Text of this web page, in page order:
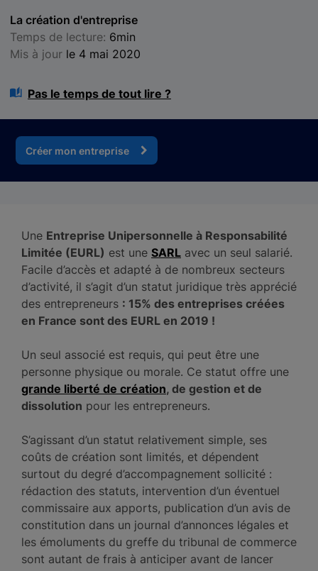
La création d'entreprise
Temps de lecture: 6min
Mis à jour le 4 mai 2020
Pas le temps de tout lire ?
Créer mon entreprise
Une Entreprise Unipersonnelle à Responsabilité
Limitée (EURL) est une SARL avec un seul salarié.
Facile d’accès et adapté à de nombreux secteurs
d’activité, il s’agit d’un statut juridique très apprécié
des entrepreneurs : 15% des entreprises créées
en France sont des EURL en 2019 !
Un seul associé est requis, qui peut être une
personne physique ou morale. Ce statut offre une
grande liberté de création, de gestion et de
dissolution pour les entrepreneurs.
S’agissant d’un statut relativement simple, ses
coûts de création sont limités, et dépendent
surtout du degré d’accompagnement sollicité :
rédaction des statuts, intervention d’un éventuel
commissaire aux apports, publication d’un avis de
constitution dans un journal d’annonces légales et
les émoluments du greffe du tribunal de commerce
sont autant de frais à anticiper avant de lancer